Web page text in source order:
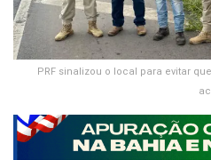
PRF sinalizou o local para evitar